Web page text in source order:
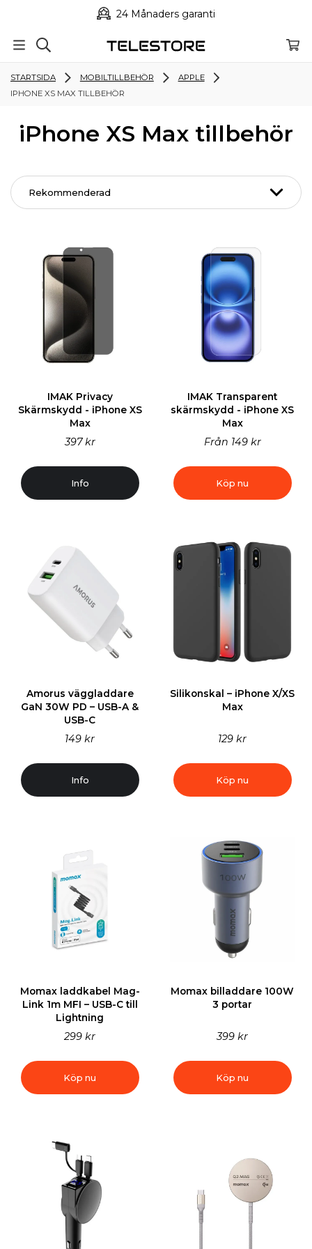
24 Månaders garanti
STARTSIDA MOBILTILLBEHÖR
APPLE
IPHONE XS MAX TILLBEHÖR
iPhone XS Max tillbehör
IMAK Privacy
Skärmskydd - iPhone XS
Max
397 kr
Info
IMAK Transparent
skärmskydd - iPhone XS
Max
Från 149 kr
Köp nu
Amorus väggladdare
GaN 30W PD – USB-A &
USB-C
149 kr
Info
Silikonskal – iPhone X/XS
Max
129 kr
Köp nu
Momax laddkabel Mag-
Link 1m MFI – USB-C till
Lightning
299 kr
Köp nu
Momax billaddare 100W
3 portar
399 kr
Köp nu